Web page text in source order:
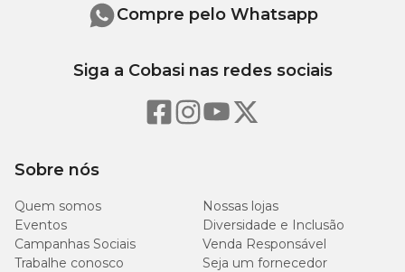
Sobre nós
Quem somos
Nossas lojas
Eventos
Diversidade e Inclusão
Campanhas Sociais
Venda Responsável
Trabalhe conosco
Seja um fornecedor
Compre pelo Whatsapp
Siga a Cobasi nas redes sociais